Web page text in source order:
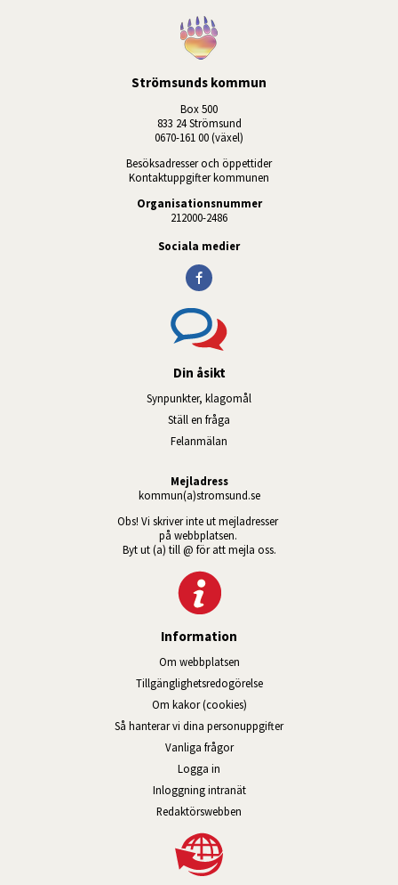
Strömsunds kommun
Box 500
833 24 Strömsund
0670-161 00 (växel)
Besöksadresser och öppettider
Kontaktuppgifter kommunen
Organisationsnummer
212000-2486
Sociala medier
Din åsikt
Synpunkter, klagomål
Ställ en fråga
Felanmälan
Mejladress
kommun(a)stromsund.se
Obs! Vi skriver inte ut mejladresser
på webbplatsen.
Byt ut (a) till @ för att mejla oss.
Information
Om webbplatsen
Tillgänglig­hets­redo­görelse
Om kakor (cookies)
Så hanterar vi dina personuppgifter
Vanliga frågor
Logga in
Inloggning intranätÖppnas i nytt fönster.
Redaktörswebben